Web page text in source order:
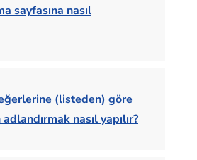
sayfasına nasıl
(listeden) göre
nasıl yapılır?